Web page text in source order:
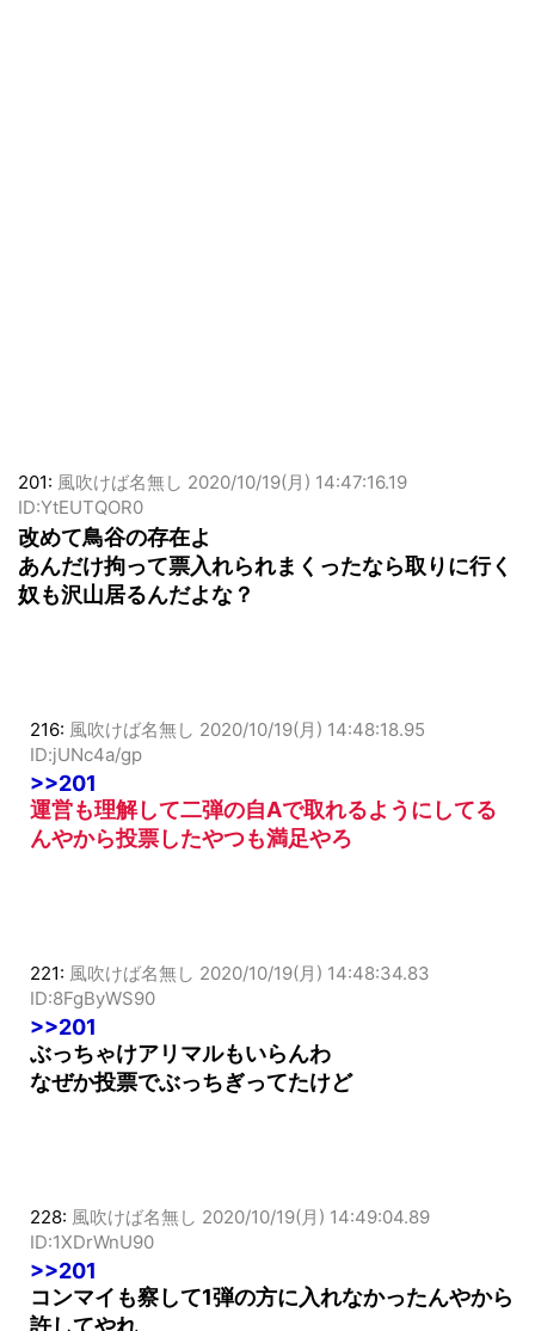
201: 風吹けば名無し 2020/10/19(月) 14:47:16.19
ID:YtEUTQOR0
改めて鳥谷の存在よ
あんだけ拘って票入れられまくったなら取りに行く
奴も沢山居るんだよな？
216: 風吹けば名無し 2020/10/19(月) 14:48:18.95
ID:jUNc4a/gp
>>201
運営も理解して二弾の自Aで取れるようにしてる
んやから投票したやつも満足やろ
221: 風吹けば名無し 2020/10/19(月) 14:48:34.83
ID:8FgByWS90
>>201
ぶっちゃけアリマルもいらんわ
なぜか投票でぶっちぎってたけど
228: 風吹けば名無し 2020/10/19(月) 14:49:04.89
ID:1XDrWnU90
>>201
コンマイも察して1弾の方に入れなかったんやから
許してやれ